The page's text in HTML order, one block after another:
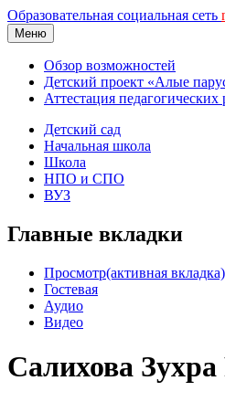
Образовательная социальная сеть
Меню
Обзор возможностей
Детский проект «Алые
Аттестация педагогических
Детский сад
Начальная школа
Школа
НПО и СПО
ВУЗ
Главные вкладки
Просмотр(активная вкладка)
Гостевая
Аудио
Видео
Салихова